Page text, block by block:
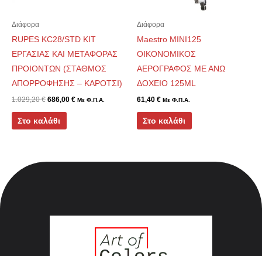
Διάφορα
RUPES KC28/STD ΚΙΤ
ΕΡΓΑΣΙΑΣ ΚΑΙ ΜΕΤΑΦΟΡΑΣ
ΠΡΟΙΟΝΤΩΝ (ΣΤΑΘΜΟΣ
ΑΠΟΡΡΟΦΗΣΗΣ – ΚΑΡΟΤΣΙ)
1.029,20€ 686,00 € Με Φ.Π.Α.
Στο καλάθι
Διάφορα
Maestro MINI125
ΟΙΚΟΝΟΜΙΚΟΣ
ΑΕΡΟΓΡΑΦΟΣ ΜΕ ΑΝΩ
ΔΟΧΕΙΟ 125ML
61,40 € Με Φ.Π.Α.
Στο καλάθι